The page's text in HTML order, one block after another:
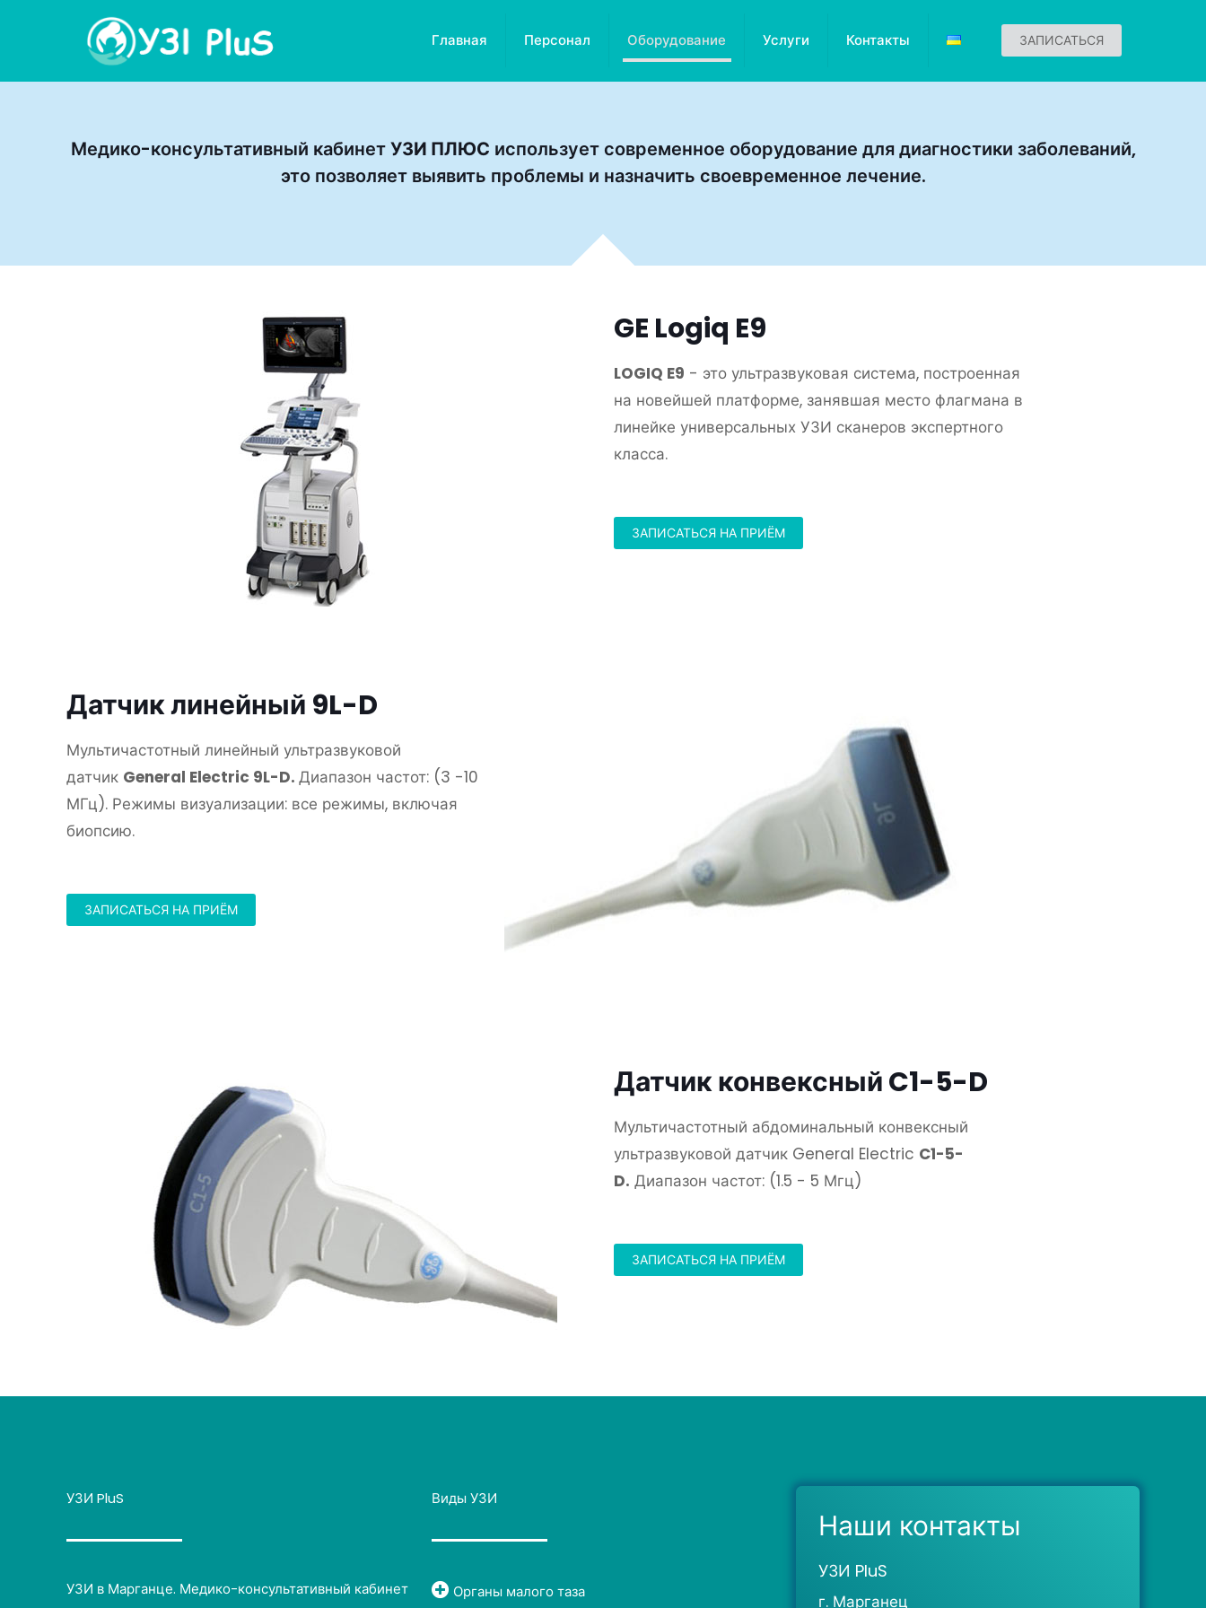
Главная Персонал Оборудование Услуги Контакты ЗАПИСАТЬСЯ
Медико-консультативный кабинетУЗИ ПЛЮС использует современное оборудование для диагностики заболеваний,
это позволяет выявить проблемы и назначить своевременное лечение.
GE Logiq E9
LOGIQ E9 - это ультразвуковая система, построенная
на новейшей платформе, занявшая место флагмана в
линейке универсальных УЗИ сканеров экспертного
класса.
ЗАПИСАТЬСЯ НА ПРИЁМ
Датчик линейный 9L-D
Мультичастотный линейный ультразвуковой
датчик General Electric 9L-D. Диапазон частот: (3 -10
МГц). Режимы визуализации: все режимы, включая
биопсию.
ЗАПИСАТЬСЯ НА ПРИЁМ
Датчик конвексный C1-5-D
Мультичастотный абдоминальный конвексный
ультразвуковой датчик General Electric C1-5-
D. Диапазон частот: (1.5 - 5 Мгц)
ЗАПИСАТЬСЯ НА ПРИЁМ
УЗИ PluS
УЗИ в Марганце. Медико-консультативный кабинет
Виды УЗИ
Органы малого таза
Наши контакты
УЗИ PluS
г. Марганец